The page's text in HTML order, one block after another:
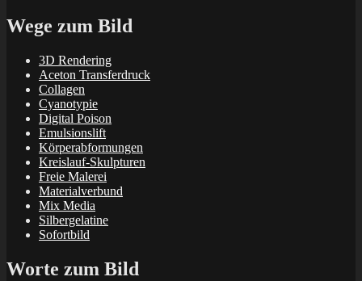
Wege zum Bild
3D Rendering
Aceton Transferdruck
Collagen
Cyanotypie
Digital Poison
Emulsionslift
Körperabformungen
Kreislauf-Skulpturen
Freie Malerei
Materialverbund
Mix Media
Silbergelatine
Sofortbild
Worte zum Bild